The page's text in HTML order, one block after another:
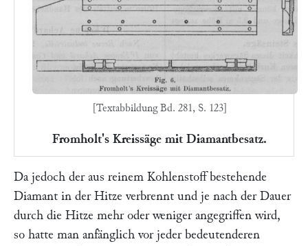
[Textabbildung Bd. 281, S. 123]
Fromholt's Kreissäge mit Diamantbesatz.
Da jedoch der aus reinem Kohlenstoff bestehende
Diamant in der Hitze verbrennt und je nach der Dauer
durch die Hitze mehr oder weniger angegriffen wird,
so hatte man anfänglich vor jeder bedeutenderen